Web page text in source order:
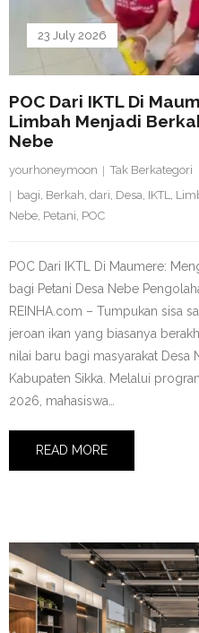
POC Dari IKTL Di
Limbah Menjadi
Nebe
23 July 2026
yourhoneymoon
Tak Berkategori
bagi, Berkah, dari, Desa, IKTL,
Nebe, Petani, POC
POC Dari IKTL Di Maumere:
bagi Petani Desa Nebe
REINHA.com – Tumpukan sisa
jeroan ikan yang biasanya
nilai baru bagi masyarakat Desa
Kabupaten Sikka. Melalui
2026, mahasiswa…
READ MORE